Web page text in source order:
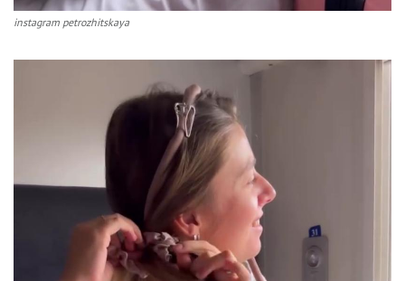
instagram petrozhitskaya